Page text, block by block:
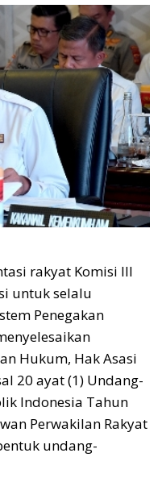
rakyat Komisi III
untuk selalu
Penegakan
Hukum, Hak Asasi
20 ayat (1) Undang-
Indonesia Tahun
Perwakilan Rakyat
undang-